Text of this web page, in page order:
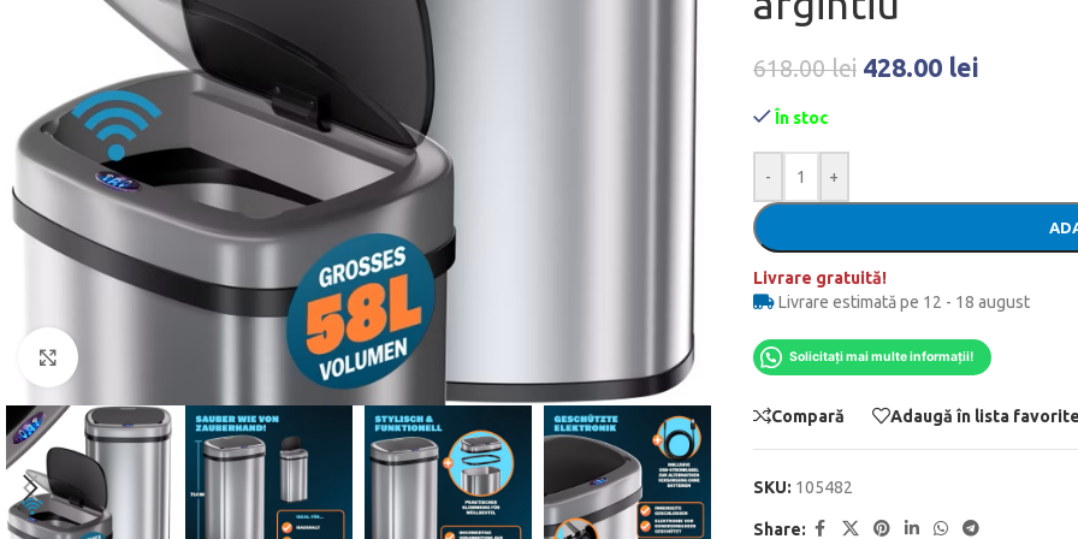
618.00lei 428.00 lei
În stoc
- +
Livrare gratuită!
Livrare estimată pe 12 - 18 august
Solicitați mai multe informații!
Compară Adaugă în lista favorite
SKU: 105482
Share: